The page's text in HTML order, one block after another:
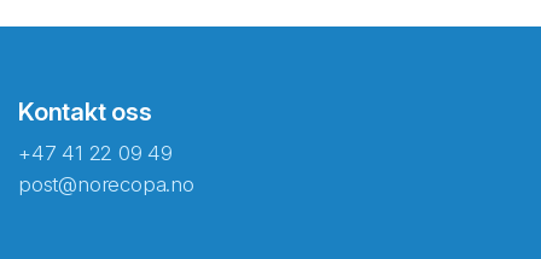
Kontakt oss
+47 41 22 09 49
post@norecopa.no